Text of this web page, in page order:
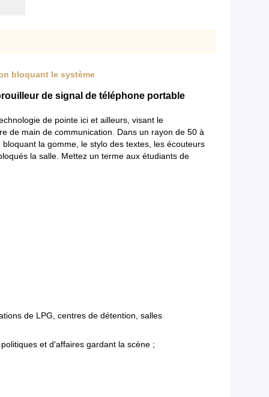
bloquant le système
de signal de téléphone portable
de pointe ici et ailleurs, visant le
de main de communication. Dans un rayon de 50 à
la gomme, le stylo des textes, les écouteurs
la salle. Mettez un terme aux étudiants de
de LPG, centres de détention, salles
et d'affaires gardant la scène ;